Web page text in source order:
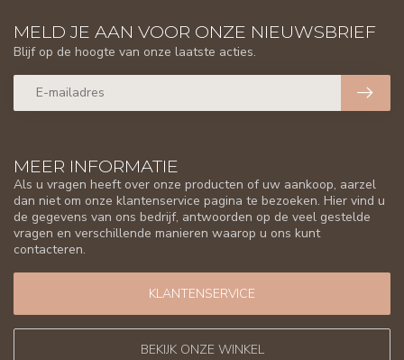
MEER INFORMATIE
Als u vragen heeft over onze producten of uw aankoop, aarzel
dan niet om onze klantenservice pagina te bezoeken. Hier vind u
de gegevens van ons bedrijf, antwoorden op de veel gestelde
vragen en verschillende manieren waarop u ons kunt
contacteren.
KLANTENSERVICE
BEKIJK ONZE WINKEL
MELD JE AAN VOOR ONZE NIEUWSBRIEF
Blijf op de hoogte van onze laatste acties.